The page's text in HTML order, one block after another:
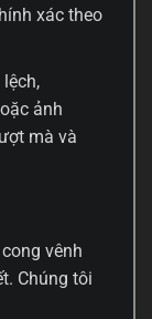
xác theo
ảnh
mà và
vênh
Chúng tôi